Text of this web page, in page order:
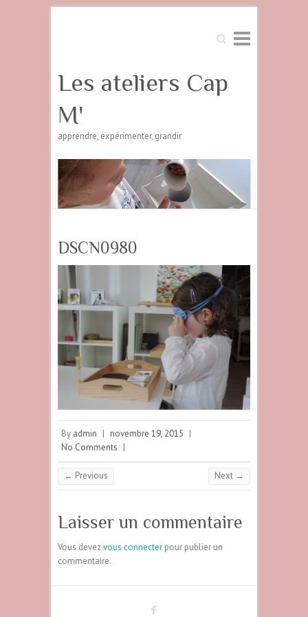
Search
Les ateliers Cap
M'
apprendre, expérimenter, grandir
DSCN0980
By admin | novembre 19, 2015 |
No Comments |
← Previous Next →
Laisser un commentaire
Vous devezvous connecter pour publier un
commentaire.